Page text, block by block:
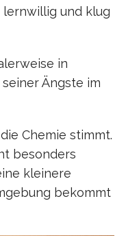
lernwillig und klug
in
Ängste im
Chemie stimmt.
besonders
kleinere
bekommt